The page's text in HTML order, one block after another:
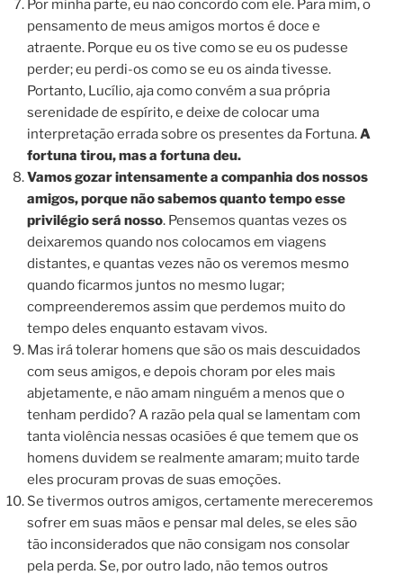
Por minha parte, eu não concordo com ele. Para mim, o
pensamento de meus amigos mortos é doce e
atraente. Porque eu os tive como se eu os pudesse
perder; eu perdi-os como se eu os ainda tivesse.
Portanto, Lucílio, aja como convém a sua própria
serenidade de espírito, e deixe de colocar uma
interpretação errada sobre os presentes da Fortuna.A
fortuna tirou, mas a fortuna deu.
Vamos gozarintensamente a companhia dos nossos
amigos, porque não sabemos quanto tempo esse
privilégio será nosso. Pensemos quantas vezes os
deixaremos quando nos colocamos em viagens
distantes, e quantas vezes não os veremos mesmo
quando ficarmos juntos no mesmo lugar;
compreenderemos assim que perdemos muito do
tempo deles enquanto estavam vivos.
Mas irá tolerar homens que são os mais descuidados
com seus amigos, e depois choram por eles mais
abjetamente, e não amam ninguém a menos que o
tenham perdido? A razão pela qual se lamentam com
tanta violência nessas ocasiões é que temem que os
homens duvidem se realmente amaram; muito tarde
eles procuram provas de suas emoções.
Se tivermos outros amigos, certamente mereceremos
sofrer em suas mãos e pensar mal deles, se eles são
tão inconsiderados que não consigam nos consolar
pela perda. Se, por outro lado, não temos outros